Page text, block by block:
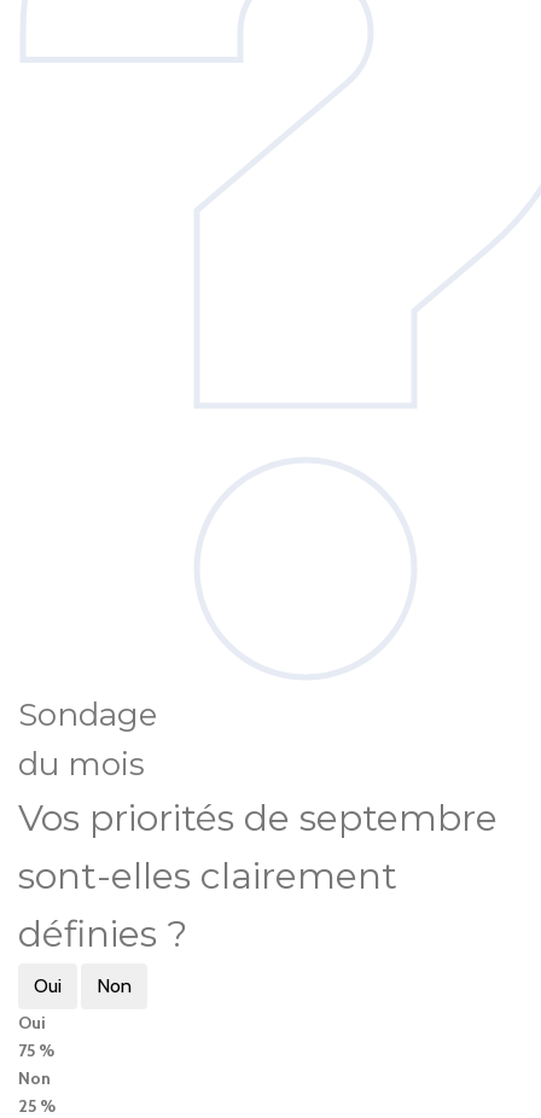
Sondage
du mois
Vos priorités de septembre
sont-elles clairement
définies ?
Oui Non
Oui
75 %
Non
25 %